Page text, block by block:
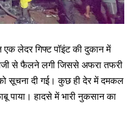
एक लेदर गिफ्ट पॉइंट की दुकान में
से फैलने लगी जिससे अफरा तफरी
सूचना दी गई। कुछ ही देर में दमकल
पाया। हादसे में भारी नुकसान का